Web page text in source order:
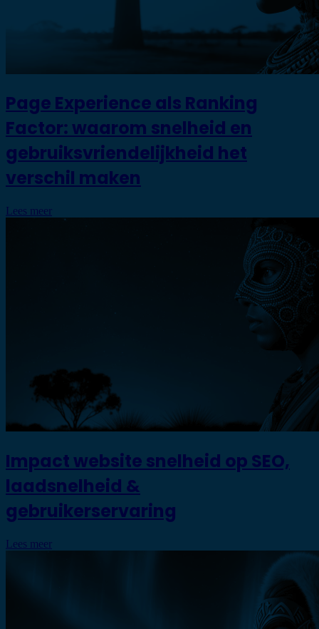
Page Experience als Ranking
Factor: waarom snelheid en
gebruiksvriendelijkheid het
verschil maken
Lees meer
Impact website snelheid op SEO,
laadsnelheid &
gebruikerservaring
Lees meer